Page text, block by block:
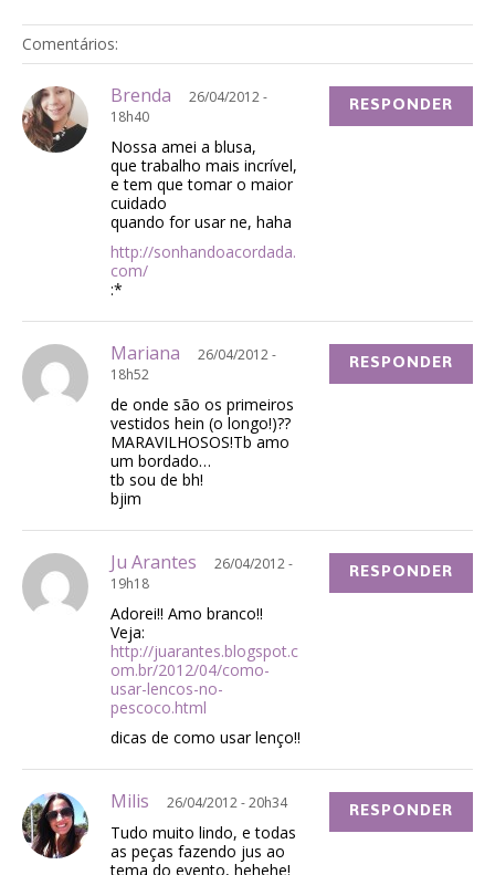
Comentários:
Brenda
26/04/2012 -
18h40
Nossa amei a blusa,
que trabalho mais incrível,
e tem que tomar o maior
cuidado
quando for usar ne, haha
http://sonhandoacordada.
com/
:*
RESPONDER
Mariana
26/04/2012 -
18h52
de onde são os primeiros
vestidos hein (o longo!)??
MARAVILHOSOS!Tb amo
um bordado…
tb sou de bh!
bjim
RESPONDER
Ju Arantes
26/04/2012 -
19h18
Adorei!! Amo branco!!
Veja:
http://juarantes.blogspot.c
om.br/2012/04/como-
usar-lencos-no-
pescoco.html
dicas de como usar lenço!!
RESPONDER
Milis 26/04/2012 - 20h34
Tudo muito lindo, e todas
as peças fazendo jus ao
tema do evento, hehehe!
RESPONDER